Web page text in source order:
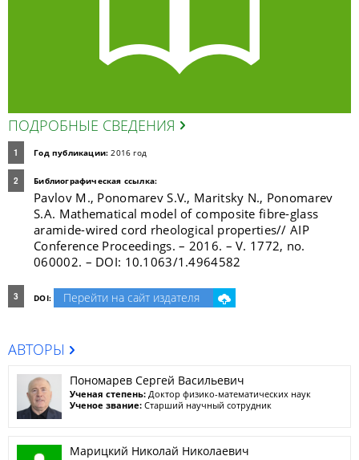
ПОДРОБНЫЕ СВЕДЕНИЯ
Год публикации: 2016 год
Библиографическая ссылка:
Pavlov M., Ponomarev S.V., Maritsky N., Ponomarev
S.A. Mathematical model of composite fibre-glass
aramide-wired cord rheological properties// AIP
Conference Proceedings. – 2016. – V. 1772, no.
060002. – DOI: 10.1063/1.4964582
DOI: Перейти на сайт издателя
АВТОРЫ
Пономарев Сергей Васильевич
Ученая степень: Доктор физико-математических наук
Ученое звание: Старший научный сотрудник
Марицкий Николай Николаевич